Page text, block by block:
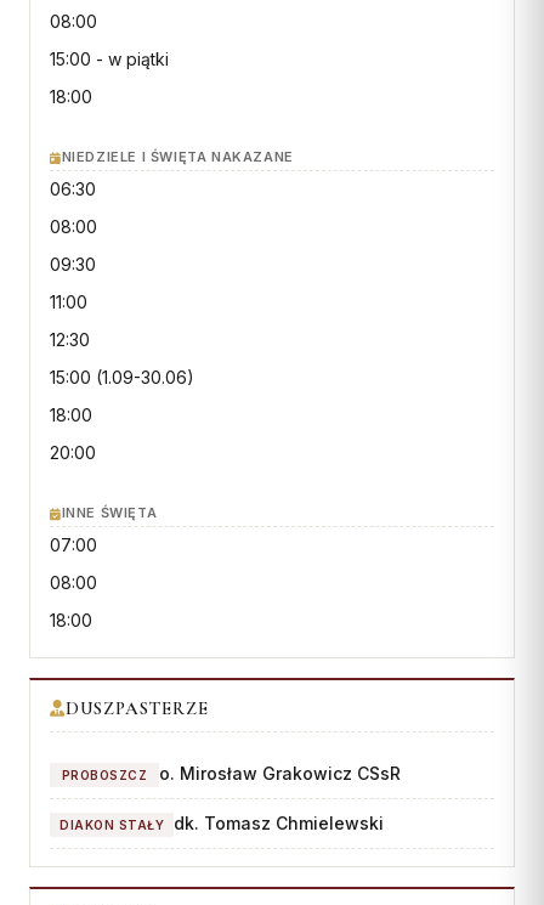
KURIA
Kuria Diecezjalna
Sąd Biskupi
Wydawnictwo
Konta bankowe
Biuro
Współpraca
Archiwum
Współpraca
KONTAKT
Dane kurii
Msze święte online
Świeckich
Skauci Króla
08:00
15:00 - w piątki
18:00
NIEDZIELE I ŚWIĘTA NAKAZANE
06:30
08:00
09:30
11:00
12:30
15:00 (1.09-30.06)
18:00
20:00
INNE ŚWIĘTA
07:00
08:00
18:00
DUSZPASTERZE
PROBOSZCZ o. Mirosław Grakowicz CSsR
DIAKON STAŁY dk. Tomasz Chmielewski